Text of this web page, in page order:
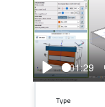
Play
01:29
Type